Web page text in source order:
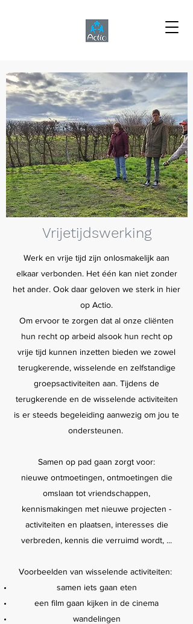
Vrijetijdswerking
Werk en vrije tijd zijn onlosmakelijk aan
elkaar verbonden. Het één kan niet zonder
het ander. Ook daar geloven we sterk in hier
op Actio.
Om ervoor te zorgen dat al onze cliënten
hun recht op arbeid alsook hun recht op
vrije tijd kunnen inzetten bieden we zowel
terugkerende, wisselende en zelfstandige
groepsactiviteiten aan. Tijdens de
terugkerende en de wisselende activiteiten
is er steeds begeleiding aanwezig om jou te
ondersteunen.
Samen op pad gaan zorgt voor:
nieuwe ontmoetingen, ontmoetingen die
omslaan tot vriendschappen,
kennismakingen met nieuwe projecten -
activiteiten en plaatsen, interesses die
verbreden, kennis die verruimd wordt, ...
Voorbeelden van wisselende activiteiten:
samen iets gaan eten
een film gaan kijken in de cinema
wandelingen